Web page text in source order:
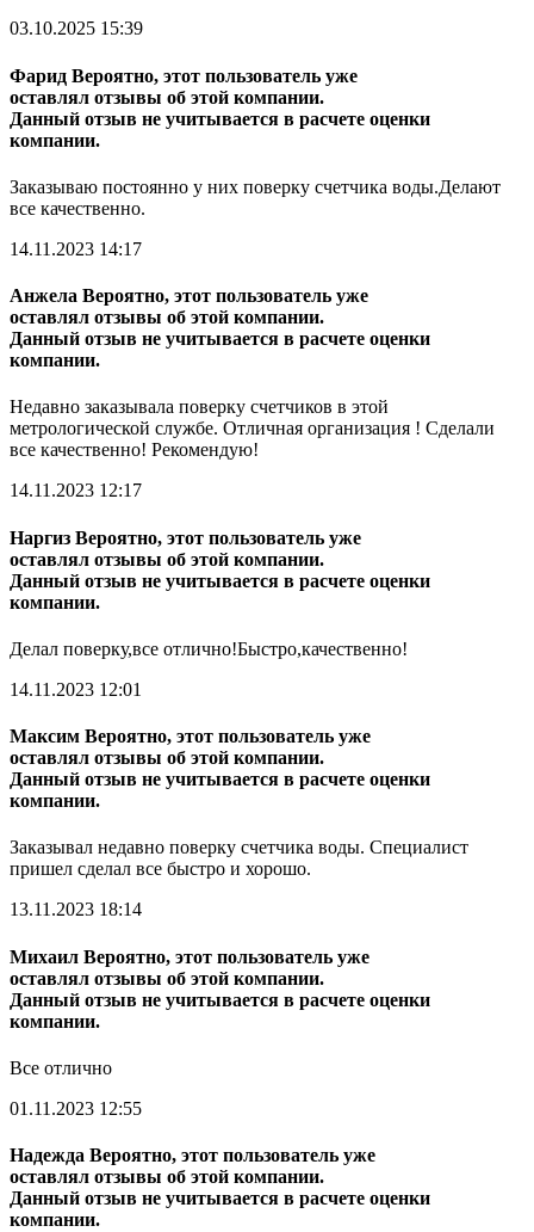
03.10.2025 15:39
Фарид Вероятно, этот пользователь уже
оставлял отзывы об этой компании.
Данный отзыв не учитывается в расчете оценки
компании.
Заказываю постоянно у них поверку счетчика воды.Делают
все качественно.
14.11.2023 14:17
Анжела Вероятно, этот пользователь уже
оставлял отзывы об этой компании.
Данный отзыв не учитывается в расчете оценки
компании.
Недавно заказывала поверку счетчиков в этой
метрологической службе. Отличная организация ! Сделали
все качественно! Рекомендую!
14.11.2023 12:17
Наргиз Вероятно, этот пользователь уже
оставлял отзывы об этой компании.
Данный отзыв не учитывается в расчете оценки
компании.
Делал поверку,все отлично!Быстро,качественно!
14.11.2023 12:01
Максим Вероятно, этот пользователь уже
оставлял отзывы об этой компании.
Данный отзыв не учитывается в расчете оценки
компании.
Заказывал недавно поверку счетчика воды. Специалист
пришел сделал все быстро и хорошо.
13.11.2023 18:14
Михаил Вероятно, этот пользователь уже
оставлял отзывы об этой компании.
Данный отзыв не учитывается в расчете оценки
компании.
Все отлично
01.11.2023 12:55
Надежда Вероятно, этот пользователь уже
оставлял отзывы об этой компании.
Данный отзыв не учитывается в расчете оценки
компании.